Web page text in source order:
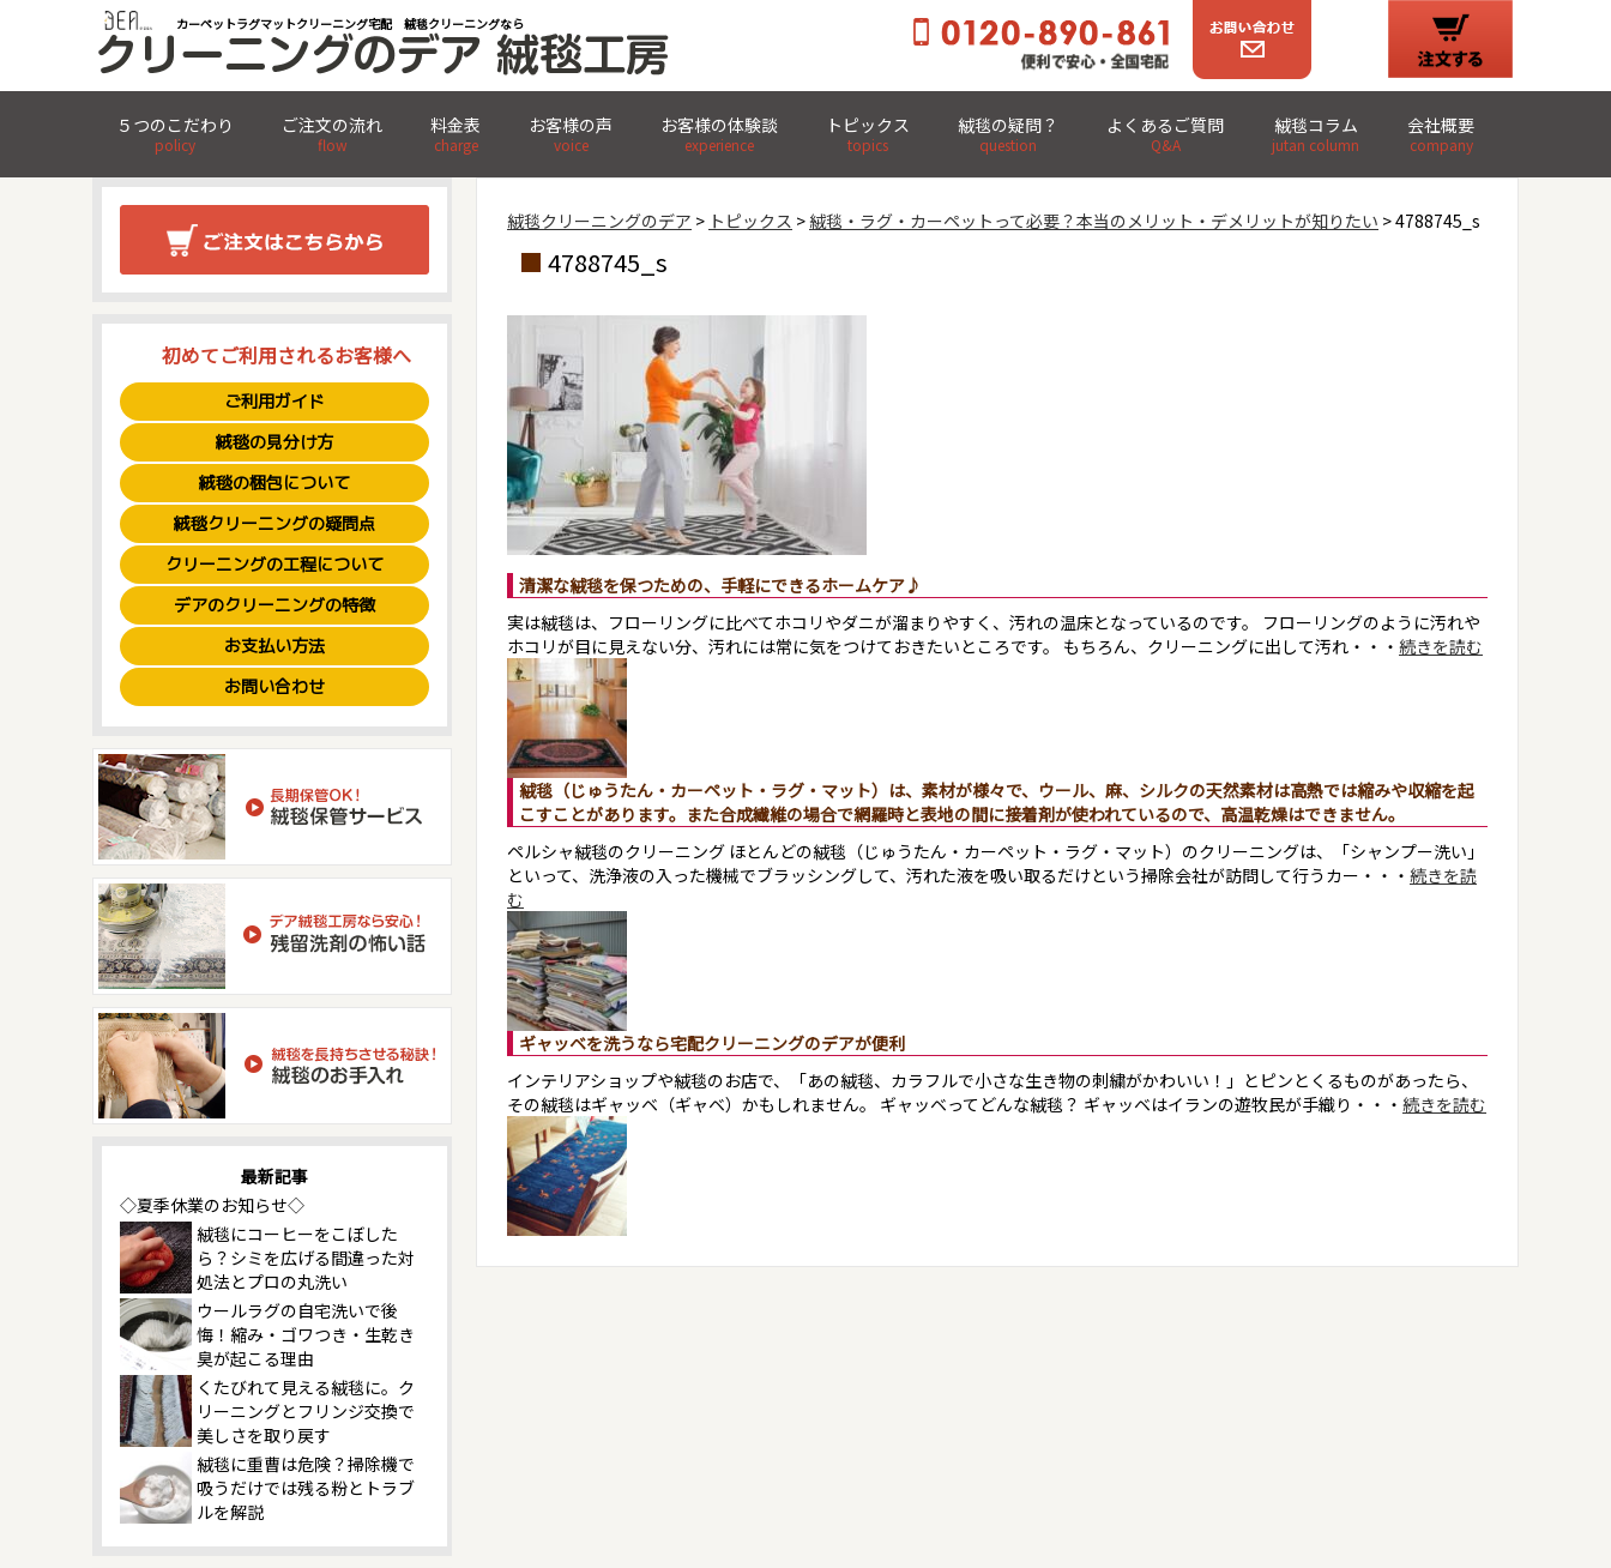
カーペットラグマットクリーニング宅配 絨毯クリーニングなら
５つのこだわり
policy
ご注文の流れ
flow
料金表
charge
お客様の声
voice
お客様の体験談
experience
トピックス
topics
絨毯の疑問？
question
よくあるご質問
Q&A
絨毯コラム
jutan column
会社概要
company
玄関先まで集荷・集配OK! 全国宅配クリーニング
絨毯クリーニングのデア > トピックス >絨毯・ラグ・カーペットって必要？本当のメリット・デメリットが知りたい > 4788745_s
4788745_s
清潔な絨毯を保つための、手軽にできるホームケア♪
実は絨毯は、フローリングに比べてホコリやダニが溜まりやすく、汚れの温床となっているのです。 フローリングのように汚れや
ホコリが目に見えない分、汚れには常に気をつけておきたいところです。 もちろん、クリーニングに出して汚れ・・・ 続きを読む
絨毯（じゅうたん・カーペット・ラグ・マット）は、素材が様々で、ウール、麻、シルクの天然素材は高熱では縮みや収縮を起
こすことがあります。また合成繊維の場合で網羅時と表地の間に接着剤が使われているので、高温乾燥はできません。
ペルシャ絨毯のクリーニング ほとんどの絨毯（じゅうたん・カーペット・ラグ・マット）のクリーニングは、「シャンプー洗い」
といって、洗浄液の入った機械でブラッシングして、汚れた液を吸い取るだけという掃除会社が訪問して行うカー・・・ 続きを読
む
ギャッベを洗うなら宅配クリーニングのデアが便利
インテリアショップや絨毯のお店で、「あの絨毯、カラフルで小さな生き物の刺繍がかわいい！」とピンとくるものがあったら、
その絨毯はギャッベ（ギャベ）かもしれません。 ギャッベってどんな絨毯？ ギャッベはイランの遊牧民が手織り・・・ 続きを読む
初めてご利用されるお客様へ
ご利用ガイド
絨毯の見分け方
絨毯の梱包について
絨毯クリーニングの疑問点
クリーニングの工程について
デアのクリーニングの特徴
お支払い方法
お問い合わせ
最新記事
◇夏季休業のお知らせ◇
絨毯にコーヒーをこぼした
ら？シミを広げる間違った対
処法とプロの丸洗い
ウールラグの自宅洗いで後
悔！縮み・ゴワつき・生乾き
臭が起こる理由
くたびれて見える絨毯に。ク
リーニングとフリンジ交換で
美しさを取り戻す
絨毯に重曹は危険？掃除機で
吸うだけでは残る粉とトラブ
ルを解説